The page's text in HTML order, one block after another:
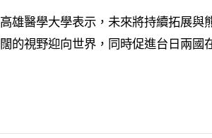
高雄醫學大學表示，未來將持續拓展與
闊的視野迎向世界，同時促進台日兩國